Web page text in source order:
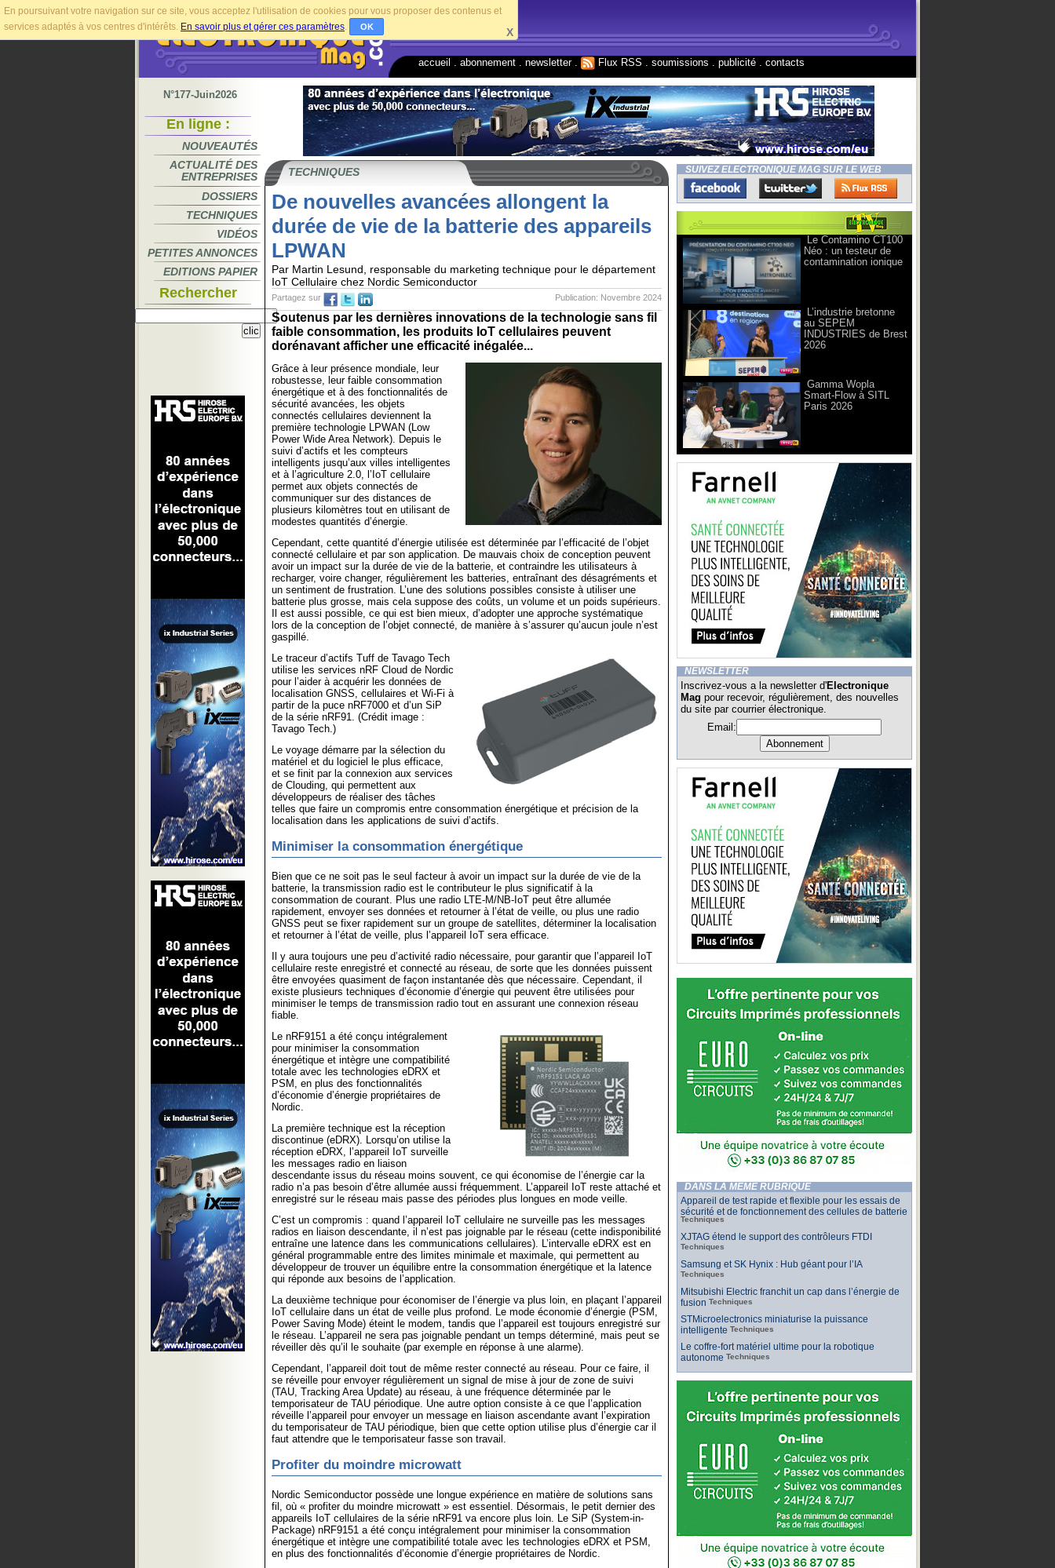
En poursuivant votre navigation sur ce site, vous acceptez l'utilisation de cookies pour vous proposer des contenus et
services adaptés à vos centres d'intérêts. En savoir plus et gérer ces paramètres. OK X
accueil abonnement newsletter. Flux RSS soumissions publicité contacts
N°177-Juin2026
En ligne :
NOUVEAUTÉS
ACTUALITÉ DES
ENTREPRISES
DOSSIERS
TECHNIQUES
VIDÉOS
PETITES ANNONCES
EDITIONS PAPIER
Rechercher
TECHNIQUES
De nouvelles avancées allongent la
durée de vie de la batterie des appareils
LPWAN
Par Martin Lesund, responsable du marketing technique pour le département
IoT Cellulaire chez Nordic Semiconductor
Publication: Novembre 2024
Partagez sur
Soutenus par les dernières innovations de la technologie sans fil
faible consommation, les produits IoT cellulaires peuvent
dorénavant afficher une efficacité inégalée...
Grâce à leur présence mondiale, leur
robustesse, leur faible consommation
énergétique et à des fonctionnalités de
sécurité avancées, les objets
connectés cellulaires deviennent la
première technologie LPWAN (Low
Power Wide Area Network). Depuis le
suivi d’actifs et les compteurs
intelligents jusqu’aux villes intelligentes
et à l’agriculture 2.0, l’IoT cellulaire
permet aux objets connectés de
communiquer sur des distances de
plusieurs kilomètres tout en utilisant de
modestes quantités d’énergie.
Cependant, cette quantité d’énergie utilisée est déterminée par l’efficacité de l’objet
connecté cellulaire et par son application. De mauvais choix de conception peuvent
avoir un impact sur la durée de vie de la batterie, et contraindre les utilisateurs à
recharger, voire changer, régulièrement les batteries, entraînant des désagréments et
un sentiment de frustration. L’une des solutions possibles consiste à utiliser une
batterie plus grosse, mais cela suppose des coûts, un volume et un poids supérieurs.
Il est aussi possible, ce qui est bien mieux, d’adopter une approche systématique
lors de la conception de l’objet connecté, de manière à s’assurer qu’aucun joule n’est
gaspillé.
Le traceur d’actifs Tuff de Tavago Tech
utilise les services nRF Cloud de Nordic
pour l’aider à acquérir les données de
localisation GNSS, cellulaires et Wi-Fi à
partir de la puce nRF7000 et d’un SiP
de la série nRF91. (Crédit image :
Tavago Tech.)
Le voyage démarre par la sélection du
matériel et du logiciel le plus efficace,
et se finit par la connexion aux services
de Clouding, qui permettent aux
développeurs de réaliser des tâches
telles que faire un compromis entre consommation énergétique et précision de la
localisation dans les applications de suivi d’actifs.
Minimiser la consommation énergétique
Bien que ce ne soit pas le seul facteur à avoir un impact sur la durée de vie de la
batterie, la transmission radio est le contributeur le plus significatif à la
consommation de courant. Plus une radio LTE-M/NB-IoT peut être allumée
rapidement, envoyer ses données et retourner à l’état de veille, ou plus une radio
GNSS peut se fixer rapidement sur un groupe de satellites, déterminer la localisation
et retourner à l’état de veille, plus l’appareil IoT sera efficace.
Il y aura toujours une peu d’activité radio nécessaire, pour garantir que l’appareil IoT
cellulaire reste enregistré et connecté au réseau, de sorte que les données puissent
être envoyées quasiment de façon instantanée dès que nécessaire. Cependant, il
existe plusieurs techniques d’économie d’énergie qui peuvent être utilisées pour
minimiser le temps de transmission radio tout en assurant une connexion réseau
fiable.
Le nRF9151 a été conçu intégralement
pour minimiser la consommation
énergétique et intègre une compatibilité
totale avec les technologies eDRX et
PSM, en plus des fonctionnalités
d’économie d’énergie propriétaires de
Nordic.
La première technique est la réception
discontinue (eDRX). Lorsqu’on utilise la
réception eDRX, l’appareil IoT surveille
les messages radio en liaison
descendante issus du réseau moins souvent, ce qui économise de l’énergie car la
radio n’a pas besoin d’être allumée aussi fréquemment. L’appareil IoT reste attaché et
enregistré sur le réseau mais passe des périodes plus longues en mode veille.
C’est un compromis : quand l’appareil IoT cellulaire ne surveille pas les messages
radios en liaison descendante, il n’est pas joignable par le réseau (cette indisponibilité
entraîne une latence dans les communications cellulaires). L’intervalle eDRX est en
général programmable entre des limites minimale et maximale, qui permettent au
développeur de trouver un équilibre entre la consommation énergétique et la latence
qui réponde aux besoins de l’application.
La deuxième technique pour économiser de l’énergie va plus loin, en plaçant l’appareil
IoT cellulaire dans un état de veille plus profond. Le mode économie d’énergie (PSM,
Power Saving Mode) éteint le modem, tandis que l’appareil est toujours enregistré sur
le réseau. L’appareil ne sera pas joignable pendant un temps déterminé, mais peut se
réveiller dès qu’il le souhaite (par exemple en réponse à une alarme).
Cependant, l’appareil doit tout de même rester connecté au réseau. Pour ce faire, il
se réveille pour envoyer régulièrement un signal de mise à jour de zone de suivi
(TAU, Tracking Area Update) au réseau, à une fréquence déterminée par le
temporisateur de TAU périodique. Une autre option consiste à ce que l’application
réveille l’appareil pour envoyer un message en liaison ascendante avant l’expiration
du temporisateur de TAU périodique, bien que cette option utilise plus d’énergie car il
faut attendre que le temporisateur fasse son travail.
Profiter du moindre microwatt
Nordic Semiconductor possède une longue expérience en matière de solutions sans
fil, où « profiter du moindre microwatt » est essentiel. Désormais, le petit dernier des
appareils IoT cellulaires de la série nRF91 va encore plus loin. Le SiP (System-in-
Package) nRF9151 a été conçu intégralement pour minimiser la consommation
énergétique et intègre une compatibilité totale avec les technologies eDRX et PSM,
en plus des fonctionnalités d’économie d’énergie propriétaires de Nordic.
SUIVEZ ELECTRONIQUE MAG SUR LE WEB
Le Contamino CT100
Néo : un testeur de
contamination ionique
L’industrie bretonne
au SEPEM
INDUSTRIES de Brest
2026
Gamma Wopla
Smart-Flow à SITL
Paris 2026
NEWSLETTER
Inscrivez-vous a la newsletter d'Electronique
Mag pour recevoir, régulièrement, des nouvelles
du site par courrier électronique.
Email:
DANS LA MÊME RUBRIQUE
Appareil de test rapide et flexible pour les essais de
sécurité et de fonctionnement des cellules de batterie
Techniques
XJTAG étend le support des contrôleurs FTDI
Techniques
Samsung et SK Hynix : Hub géant pour l’IA
Techniques
Mitsubishi Electric franchit un cap dans l’énergie de
fusion Techniques
STMicroelectronics miniaturise la puissance
intelligente Techniques
Le coffre-fort matériel ultime pour la robotique
autonome Techniques